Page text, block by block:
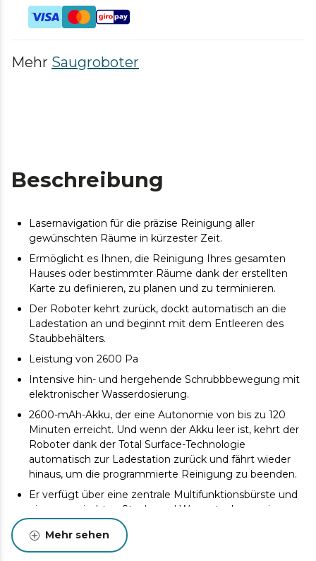
Mehr Saugroboter
Beschreibung
Lasernavigation für die präzise Reinigung aller
gewünschten Räume in kürzester Zeit.
Ermöglicht es Ihnen, die Reinigung Ihres gesamten
Hauses oder bestimmter Räume dank der erstellten
Karte zu definieren, zu planen und zu terminieren.
Der Roboter kehrt zurück, dockt automatisch an die
Ladestation an und beginnt mit dem Entleeren des
Staubbehälters.
Leistung von 2600 Pa
Intensive hin- und hergehende Schrubbbewegung mit
elektronischer Wasserdosierung.
2600-mAh-Akku, der eine Autonomie von bis zu 120
Minuten erreicht. Und wenn der Akku leer ist, kehrt der
Roboter dank der Total Surface-Technologie
automatisch zur Ladestation zurück und fährt wieder
hinaus, um die programmierte Reinigung zu beenden.
Er verfügt über eine zentrale Multifunktionsbürste und
einen gemischten Staub- und Wassertank, um eine
gründliche Reinigung zu erzielen.
Der Staubsaugerbeutel hat ein Fassungsvermögen von
Mehr sehen